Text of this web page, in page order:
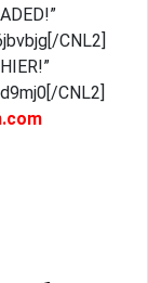
CNL2]
CNL2]